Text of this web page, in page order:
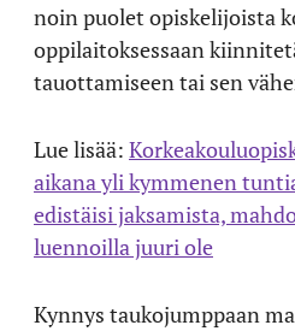
noin puolet opiskelijoista
oppilaitoksessaan
tauottamiseen tai sen
Lue lisää:
aikana yli kymmenen
edistäisi jaksamista,
luennoilla juuri ole
Kynnys taukojumppaan